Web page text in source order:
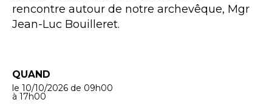
rencontre autour de notre archevêque, Mgr
Jean-Luc Bouilleret.
QUAND
le 10/10/2026 de 09h00
à 17h00